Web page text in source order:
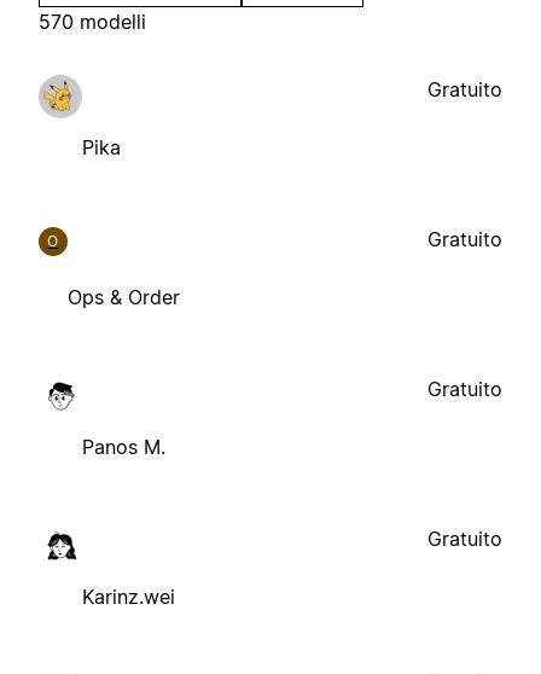
570 modelli
Pika
Gratuito
O
Ops & Order
Gratuito
Panos M.
Gratuito
Karinz.wei
Gratuito